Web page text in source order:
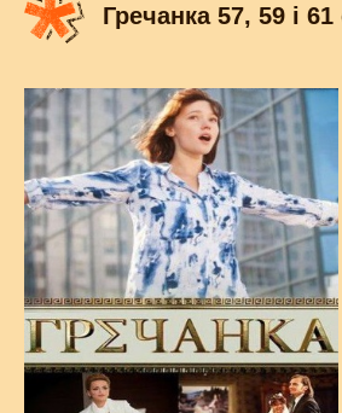
Гречанка 57, 59 і